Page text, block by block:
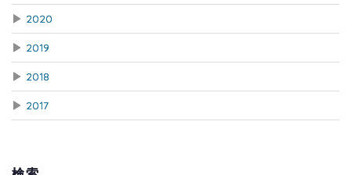
▶ 2020
▶ 2019
▶ 2018
▶ 2017